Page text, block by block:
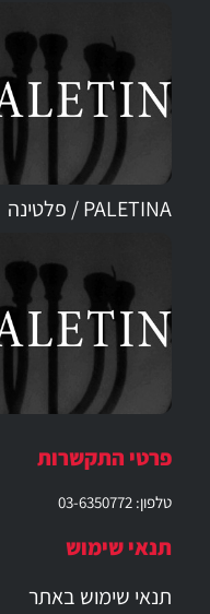
PALETINA / פלטינה
פרטי התקשרות
טלפון: 03-6350772
תנאי שימוש
תנאי שימוש באתר